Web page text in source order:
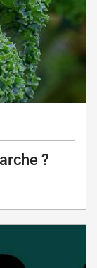
?